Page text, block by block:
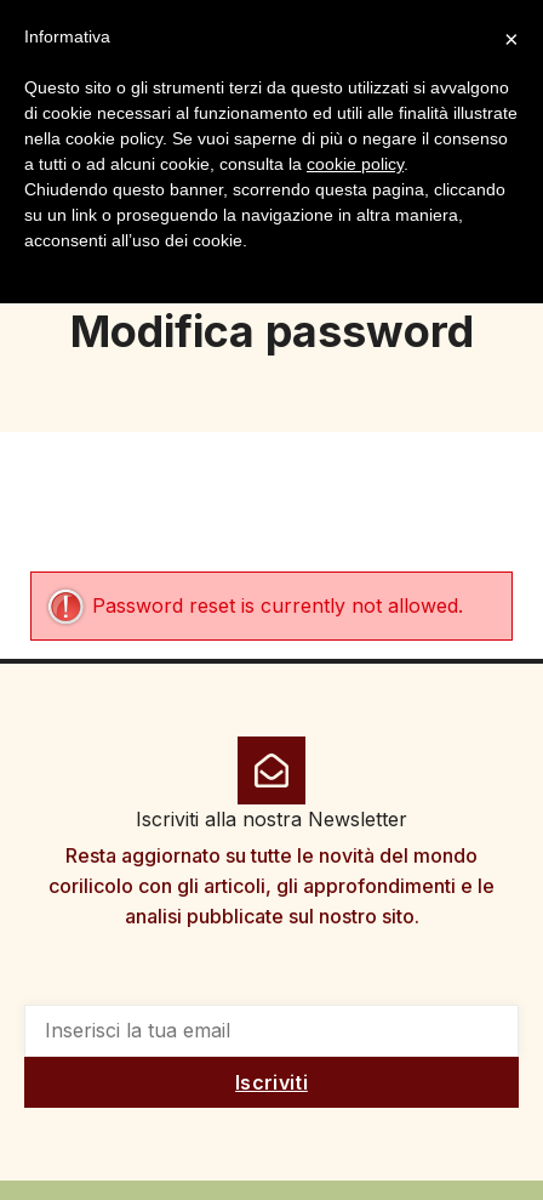
Login Registrazione
Modifica password
Password reset is currently not allowed.
Iscriviti alla nostra Newsletter
Resta aggiornato su tutte le novità del mondo
corilicolo con gli articoli, gli approfondimenti e le
analisi pubblicate sul nostro sito.
Iscriviti
×
Informativa
Questo sito o gli strumenti terzi da questo utilizzati si avvalgono
di cookie necessari al funzionamento ed utili alle finalità illustrate
nella cookie policy. Se vuoi saperne di più o negare il consenso
a tutti o ad alcuni cookie, consulta la cookie policy.
Chiudendo questo banner, scorrendo questa pagina, cliccando
su un link o proseguendo la navigazione in altra maniera,
acconsenti all’uso dei cookie.